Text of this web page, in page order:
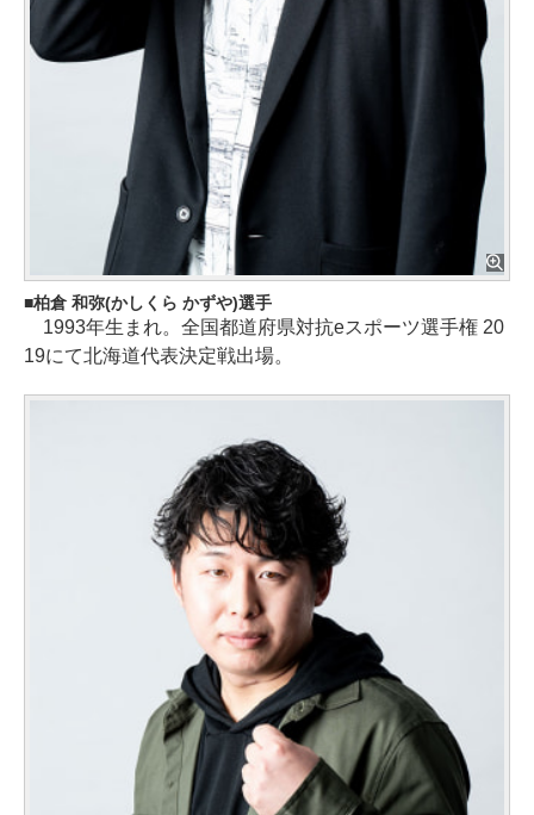
柏倉 和弥(かしくら かずや)選手
1993年生まれ。全国都道府県対抗eスポーツ選手権 20
19にて北海道代表決定戦出場。